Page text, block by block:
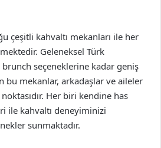
çeşitli kahvaltı mekanları ile her
Geleneksel Türk
brunch seçeneklerine kadar geniş
bu mekanlar, arkadaşlar ve aileler
Her biri kendine has
ile kahvaltı deneyiminizi
sunmaktadır.